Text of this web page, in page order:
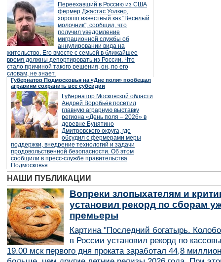
Переехавший в Россию из США
фермер Джастас Уолкер,
хорошо известный как "Веселый
молочник", сообщил, что
получил уведомление
миграционной службы об
аннулировании вида на
жительство. Его вместе с семьей в ближайшее
время должны депортировать из России. Что
стало причиной такого решения, он, по его
словам, не знает.
Губернатор Подмосковья на «Дне поля» пообещал
аграриям сохранить все субсидии
Губернатор Московской области
Андрей Воробьёв посетил
главную аграрную выставку
региона «День поля – 2026» в
деревне Бунятино
Дмитровского округа, где
обсудил с фермерами меры
поддержки, внедрение технологий и задачи
продовольственной безопасности. Об этом
сообщили в пресс-службе правительства
Подмосковья.
НАШИ ПУБЛИКАЦИИ
Вопреки злопыхателям и
установил рекорд по сборам
премьеры
Картина "Последний богатырь.
в России установил рекорд по
19.00 мск первого дня проката заработал 44,8